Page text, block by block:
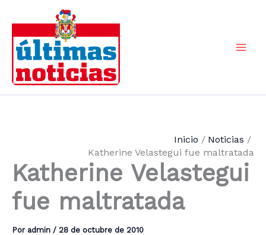
contenido
Inicio
Noticias
Katherine Velastegui fue maltratada
Katherine Velastegui
fue maltratada
Por admin / 28 de octubre de 2010